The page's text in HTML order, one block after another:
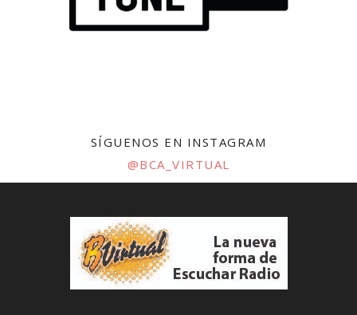
SÍGUENOS EN INSTAGRAM
@BCA_VIRTUAL